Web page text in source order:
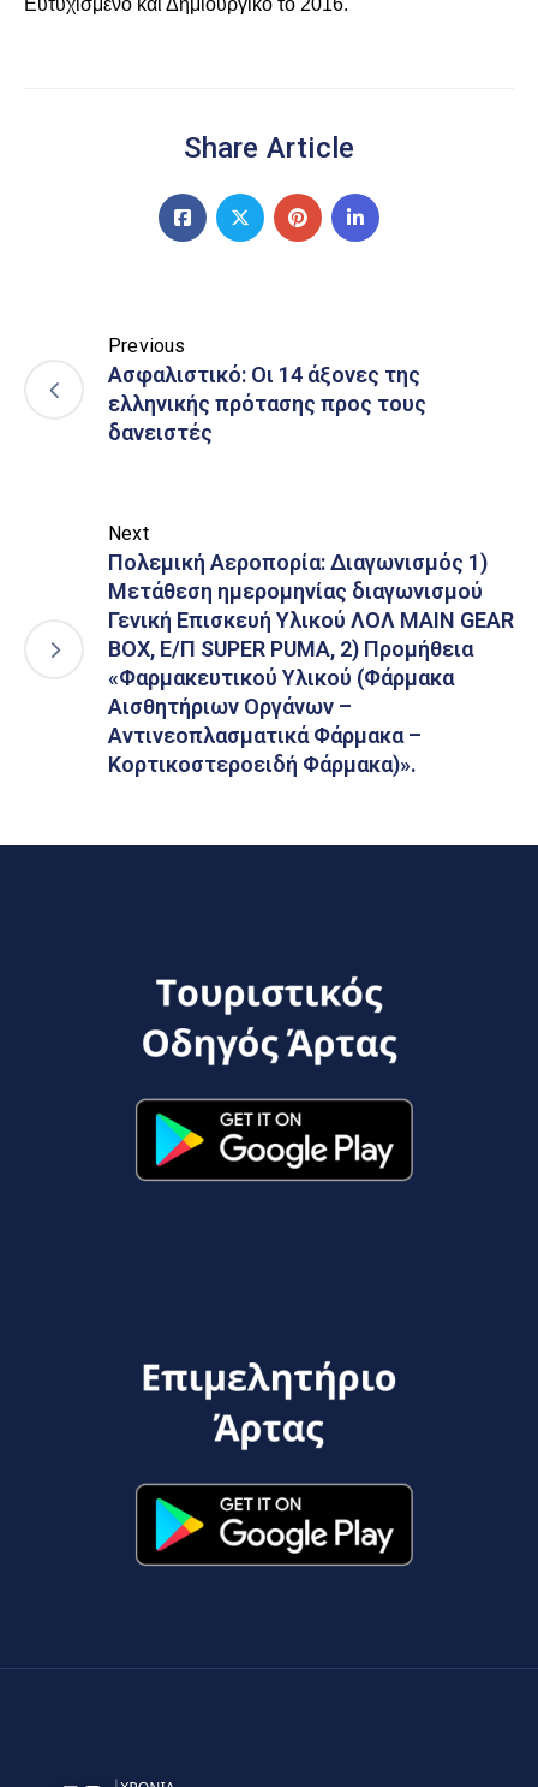
Share Article
Previous
Ασφαλιστικό: Οι 14 άξονες της
ελληνικής πρότασης προς τους
δανειστές
Next
Πολεμική Αεροπορία: Διαγωνισμός 1)
Μετάθεση ημερομηνίας διαγωνισμού
Γενική Επισκευή Υλικού ΛΟΛ MAIN GEAR
BOX, Ε/Π SUPER PUMA, 2) Προμήθεια
«Φαρμακευτικού Υλικού (Φάρμακα
Αισθητήριων Οργάνων –
Αντινεοπλασματικά Φάρμακα –
Κορτικοστεροειδή Φάρμακα)».